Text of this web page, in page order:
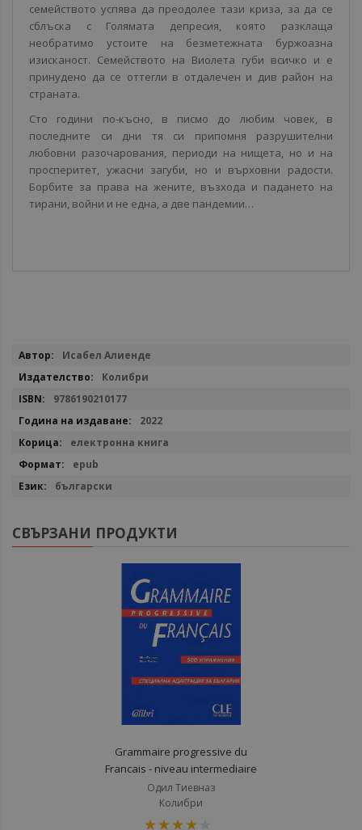
семейството успява да преодолее тази криза, за да се
сблъска с Голямата депресия, която разклаща
необратимо устоите на безметежната буржоазна
изисканост. Семейството на Виолета губи всичко и е
принудено да се оттегли в отдалечен и див район на
страната.
Сто години по-късно, в писмо до любим човек, в
последните си дни тя си припомня разрушителни
любовни разочарования, периоди на нищета, но и на
просперитет, ужасни загуби, но и върховни радости.
Борбите за права на жените, възхода и падането на
тирани, войни и не една, а две пандемии…
Повече
Исабел Алиенде
Колибри
9786190210177
2022
електронна книга
epub
български
СВЪРЗАНИ ПРОДУКТИ
Grammaire progressive du
Francais - niveau intermediaire
Одил Тиевназ
Колибри
рейтинг: